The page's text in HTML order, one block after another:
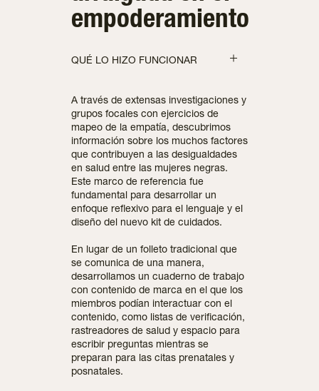
empoderamiento
QUÉ LO HIZO FUNCIONAR
A través de extensas investigaciones y
grupos focales con ejercicios de
mapeo de la empatía, descubrimos
información sobre los muchos factores
que contribuyen a las desigualdades
en salud entre las mujeres negras.
Este marco de referencia fue
fundamental para desarrollar un
enfoque reflexivo para el lenguaje y el
diseño del nuevo kit de cuidados.
En lugar de un folleto tradicional que
se comunica de una manera,
desarrollamos un cuaderno de trabajo
con contenido de marca en el que los
miembros podían interactuar con el
contenido, como listas de verificación,
rastreadores de salud y espacio para
escribir preguntas mientras se
preparan para las citas prenatales y
posnatales.